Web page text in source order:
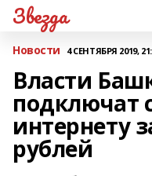
Звезда
Новости 4 СЕНТЯБРЯ 2019,
Власти
подключат
интернету
рублей